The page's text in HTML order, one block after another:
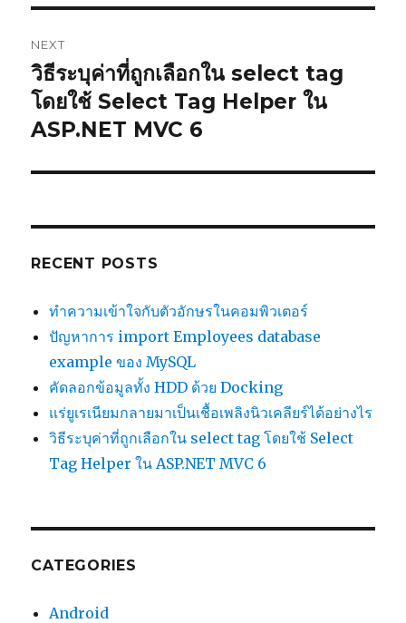
NEXT
Next
post:
วิธีระบุค่าที่ถูกเลือกใน select tag
โดยใช้ Select Tag Helper ใน
ASP.NET MVC 6
RECENT POSTS
ทำความเข้าใจกับตัวอักษรในคอมพิวเตอร์
ปัญหาการ import Employees database
example ของ MySQL
คัดลอกข้อมูลทั้ง HDD ด้วย Docking
แร่ยูเรเนียมกลายมาเป็นเชื้อเพลิงนิวเคลียร์ได้อย่างไร
วิธีระบุค่าที่ถูกเลือกใน select tag โดยใช้ Select
Tag Helper ใน ASP.NET MVC 6
CATEGORIES
Android